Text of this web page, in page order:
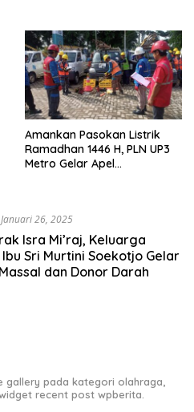
Amankan Pasokan Listrik
Ramadhan 1446 H, PLN UP3
Metro Gelar Apel
Januari 26, 2025
Isra Mi’raj, Keluarga
Sri Murtini Soekotjo Gelar
dan Donor Darah
gallery pada kategori olahraga,
recent post wpberita.